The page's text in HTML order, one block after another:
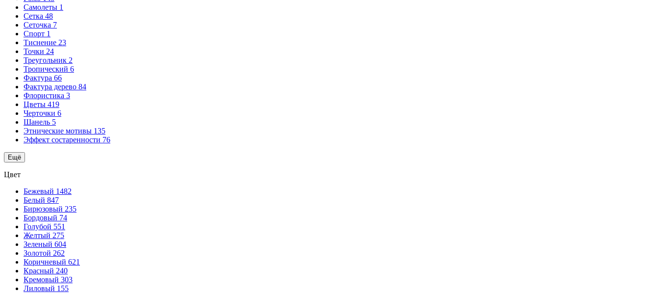
Самолеты 1
Сетка 48
Сеточка 7
Спорт 1
Тиснение 23
Точки 24
Треугольник 2
Тропический 6
Фактура 66
Фактура дерево 84
Флористика 3
Цветы 419
Черточки 6
Шанель 5
Этнические мотивы 135
Эффект состаренности 76
Ещё
Цвет
Бежевый 1482
Белый 847
Бирюзовый 235
Бордовый 74
Голубой 551
Желтый 275
Зеленый 604
Золотой 262
Коричневый 621
Красный 240
Кремовый 303
Лиловый 155